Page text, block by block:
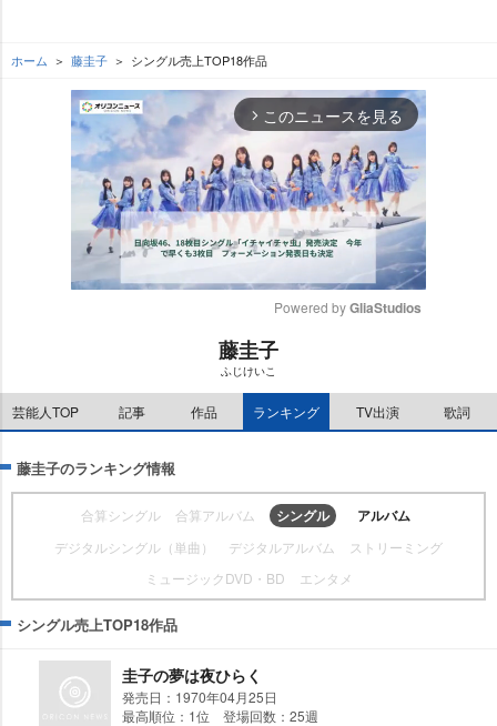
ホーム 藤圭子 シングル売上TOP18作品
arrow_forward_ios このニュースを見る
t
Powered by GliaStudios
藤圭子
ふじけいこ
芸能人TOP 記事 作品 ランキング TV出演 歌詞
藤圭子のランキング情報
合算シングル 合算アルバム シングル アルバム
デジタルシングル（単曲） デジタルアルバム
ストリーミング
ミュージックDVD・BD
エンタメ
シングル売上TOP18作品
圭子の夢は夜ひらく
発売日：1970年04月25日
最高順位：1位 登場回数：25週